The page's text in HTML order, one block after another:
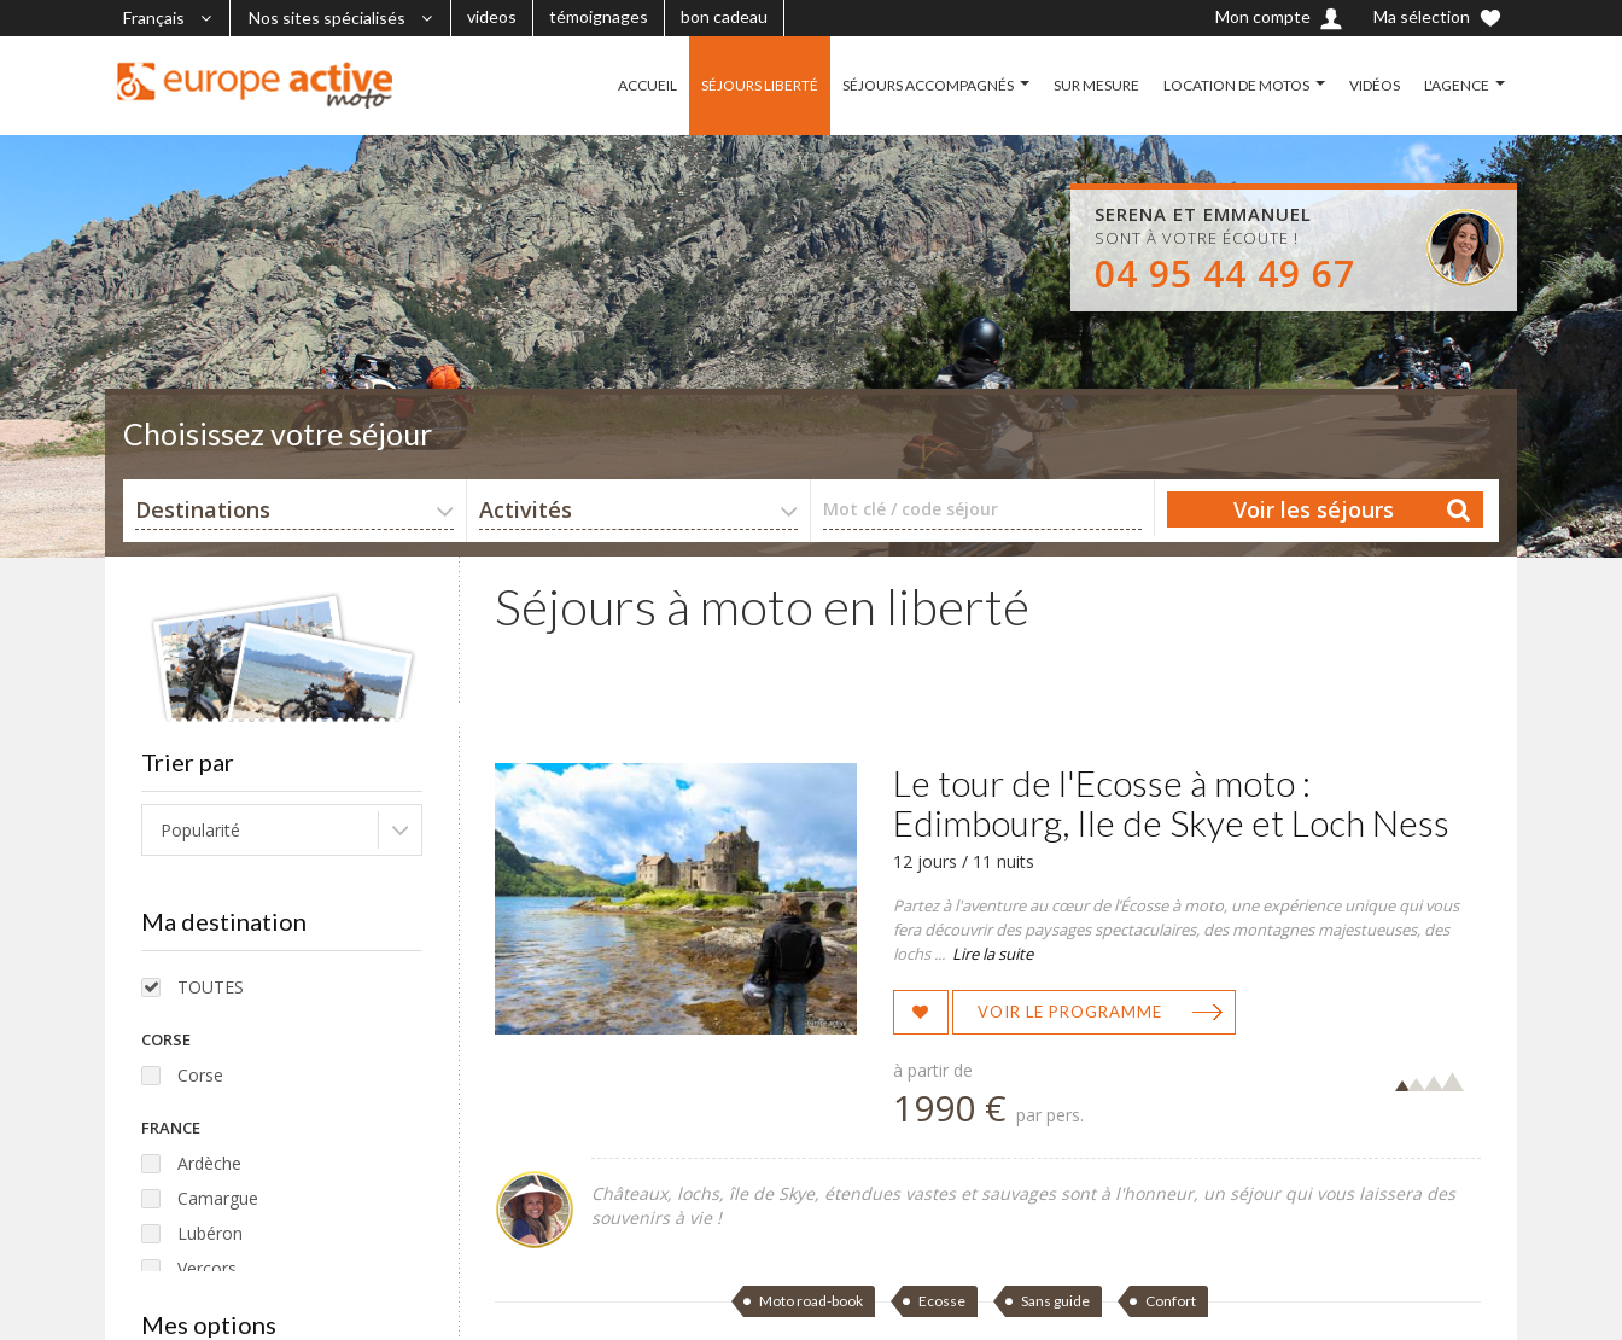
Français Nos sites spécialisés videos témoignages bon cadeau Ma sélection
Mon compte
ACCUEIL SÉJOURS LIBERTÉ SÉJOURS ACCOMPAGNÉS SUR MESURE LOCATION DE MOTOS VIDÉOS L'AGENCE
SERENA ET EMMANUEL
SONT À VOTRE ÉCOUTE !
04 95 44 49 67
Choisissez votre séjour
Destinations Activités Mot clé / code séjour Voir les séjours
Séjours à moto en liberté
Trier par
Popularité
Ma destination
TOUTES
CORSE
Corse
FRANCE
Ardèche
Camargue
Lubéron
Vercors
Mes options
Le tour de l'Ecosse à moto :
Edimbourg, Ile de Skye et Loch Ness
12 jours / 11 nuits
Partez à l'aventure au cœur de l’Écosse à moto, une expérience unique qui vous
fera découvrir des paysages spectaculaires, des montagnes majestueuses, des
lochs ... Lire la suite
VOIR LE PROGRAMME
à partir de
1990 € par pers.
Châteaux, lochs, île de Skye, étendues vastes et sauvages sont à l'honneur, un séjour qui vous laissera des
souvenirs à vie !
Moto road-book Ecosse Sans guide Confort